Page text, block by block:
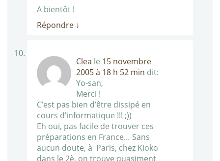
A bientôt !
Répondre ↓
Clea le 15 novembre
2005 à 18 h 52 min dit:
Yo-san,
Merci !
C’est pas bien d’être dissipé en
cours d’informatique !!! ;))
Eh oui, pas facile de trouver ces
préparations en France… Sans
aucun doute, à Paris, chez Kioko
dans le 2è, on trouve quasiment